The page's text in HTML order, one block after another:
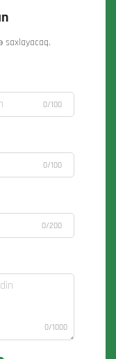
saxlayacaq.
0/100
0/100
0/200
0/1000